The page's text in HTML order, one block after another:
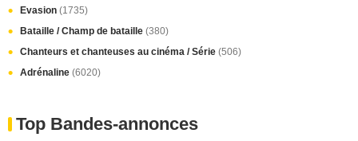
Evasion (1735)
Bataille / Champ de bataille (380)
Chanteurs et chanteuses au cinéma / Série (506)
Adrénaline (6020)
Top Bandes-annonces